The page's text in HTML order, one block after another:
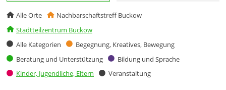
Alle Orte
Nachbarschaftstreff Buckow
Stadtteilzentrum Buckow
Alle Kategorien
Begegnung, Kreatives, Bewegung
Beratung und Unterstützung
Bildung und Sprache
Kinder, Jugendliche, Eltern
Veranstaltung